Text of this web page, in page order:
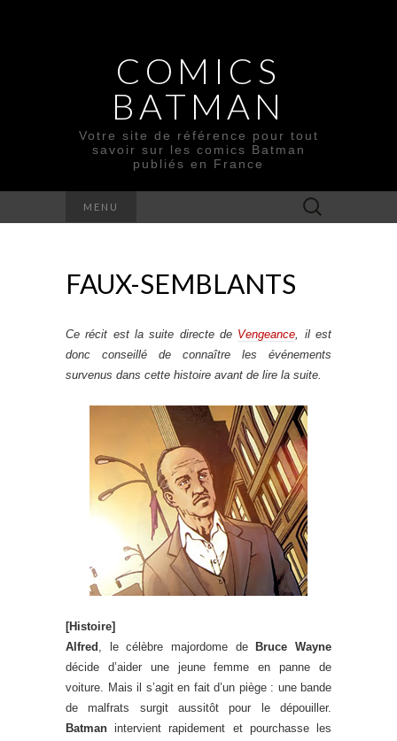
COMICS
BATMAN
Votre site de référence pour tout
savoir sur les comics Batman
publiés en France
MENU Rechercher :
FAUX-SEMBLANTS
Ce récit est la suite directe de Vengeance, il est
donc conseillé de connaître les événements
survenus dans cette histoire avant de lire la suite.
[Histoire]
Alfred , le célèbre majordome de
Bruce Wayne
décide d’aider une jeune femme en panne de
voiture. Mais il s’agit en fait d’un piège : une bande
de malfrats surgit aussitôt pour le dépouiller.
Batman intervient rapidement et pourchasse les